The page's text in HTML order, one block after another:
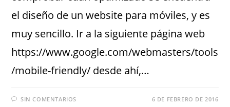
el diseño de un website para móviles, y es
muy sencillo. Ir a la siguiente página web
https://www.google.com/webmasters/tools
/mobile-friendly/ desde ahí,…
SIN COMENTARIOS 6 DE FEBRERO DE 2016